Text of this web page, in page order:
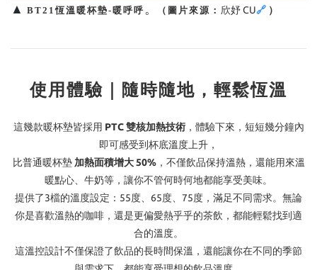
▲ BT21恆溫暖杯墊-暖呼呼。 （圖片來源： 欣妤 CU🔗 ）
使用體驗｜隨時隨地，輕鬆恆溫
這幾款暖杯墊皆採用 PTC 雙核加熱技術，體驗下來， 短短幾分鐘內
即可感受到杯底溫度上升，
比普通暖杯墊 加熱面積增大 50%，不僅飲品保持溫熱，還能用來溫
暖點心、牛奶等，讓你不管何時何地都能享受美味。
提供了3檔的溫度設定：55度、65度、75度，滿足不同需求。無論
你是喜歡溫熱的咖啡，還是更偏愛熱乎乎的茶飲，都能輕鬆找到適
合的溫度。
這溫控設計不僅保證了飲品的長時間保溫，還能讓你在不同的季節